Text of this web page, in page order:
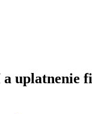
uplatnenie